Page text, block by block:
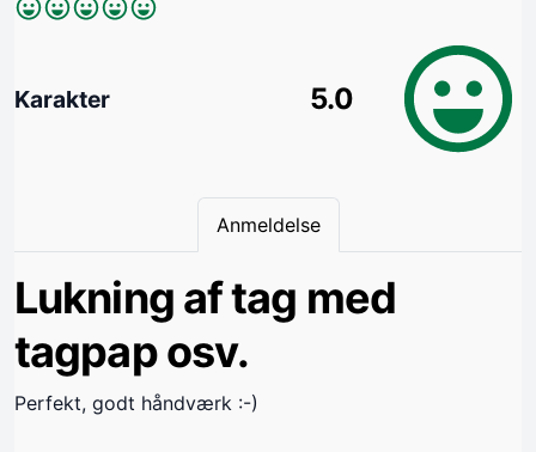
Karakter 5.0
Anmeldelse
Lukning af tag med
tagpap osv.
Perfekt, godt håndværk :-)